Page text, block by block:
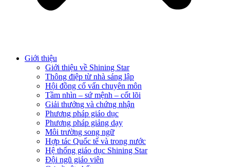
Giới thiệu
Giới thiệu về Shining Star
Thông điệp từ nhà sáng lập
Hội đồng cố vấn chuyên môn
Tầm nhìn – sứ mệnh – cốt lõi
Giải thưởng và chứng nhận
Phương pháp giáo dục
Phương pháp giảng dạy
Môi trường song ngữ
Hợp tác Quốc tế và trong nước
Hệ thống giáo dục Shining Star
Đội ngũ giáo viên